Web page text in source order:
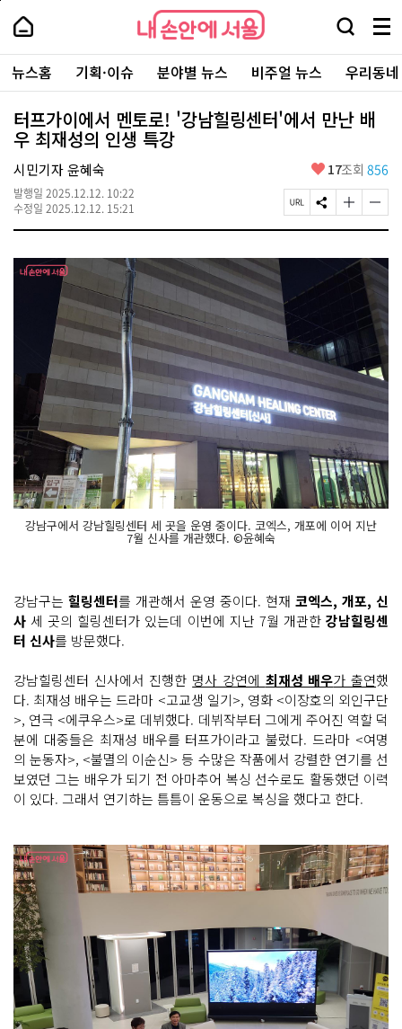
본
로
가
내
손
안
에
서
울
-
서
울
시
대
표
소
통
포
내
손
에
울
검
창
열
기
메
뉴
전
체
보
주
요
서
뉴스홈 기획·이슈 분야별 뉴스 비주얼 뉴스 우리동
터프가이에서 멘토로! '강남힐링센터'에서 만난 배
우 최재성의 인생 특강
시민기자 윤혜숙
발행일 2025.12.12. 10:22
수정일 2025.12.12. 15:21
좋
요
17조회 856
페
이
U
복
S
N
공
하
글
자
기
크
게
경
글
자
기
작
게
변
경
하
기
강남구에서 강남힐링센터 세 곳을 운영 중이다. 코엑스, 개포에 이어 지난
7월 신사를 개관했다. ©윤혜숙
강남구는 힐링센터를 개관해서 운영 중이다. 현재 코엑스, 개포, 신
사 세 곳의 힐링센터가 있는데 이번에 지난 7월 개관한 강남힐링센
터 신사를 방문했다.
강남힐링센터 신사에서 진행한 명사 강연에 최재성 배우가 출연했
다. 최재성 배우는 드라마 <고교생 일기>, 영화 <이장호의 외인구단
>, 연극 <에쿠우스>로 데뷔했다. 데뷔작부터 그에게 주어진 역할 덕
분에 대중들은 최재성 배우를 터프가이라고 불렀다. 드라마 <여명
의 눈동자>, <불멸의 이순신> 등 수많은 작품에서 강렬한 연기를 선
보였던 그는 배우가 되기 전 아마추어 복싱 선수로도 활동했던 이력
이 있다. 그래서 연기하는 틈틈이 운동으로 복싱을 했다고 한다.
페
상
단
로